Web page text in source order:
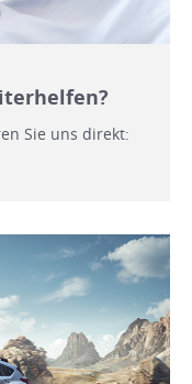
Sie uns direkt: